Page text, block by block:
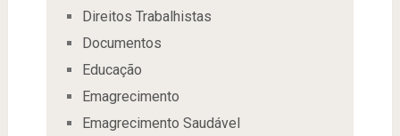
Direitos Trabalhistas
Documentos
Educação
Emagrecimento
Emagrecimento Saudável